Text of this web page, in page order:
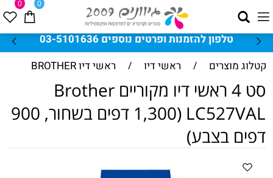
טלפון להזמנות ופרטים נוספים 03-5101636
0 0
קטלוג מוצרים / ראשי דיו / ראשי דיו BROTHER
סט 4 ראשי דיו מקוריים Brother
LC527VAL (1,300 דפים בשחור, 900
דפים בצבע)